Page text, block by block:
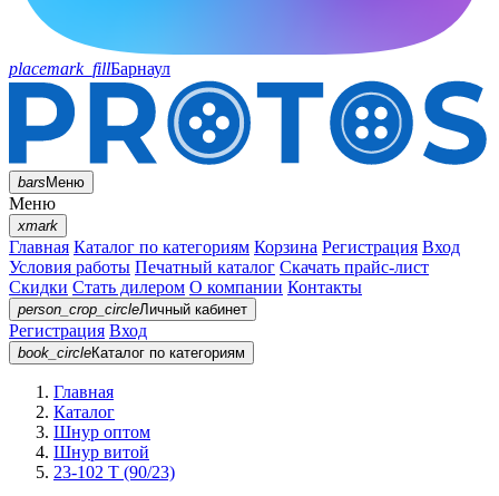
placemark_fillБарнаул
barsМеню
Меню
xmark
Главная Каталог по категориям Корзина Регистрация Вход
Условия работы Печатный каталог Скачать прайс-лист
Скидки Стать дилером О компании Контакты
person_crop_circleЛичный кабинет
Регистрация Вход
book_circleКаталог по категориям
Главная
Каталог
Шнур оптом
Шнур витой
23-102 T (90/23)